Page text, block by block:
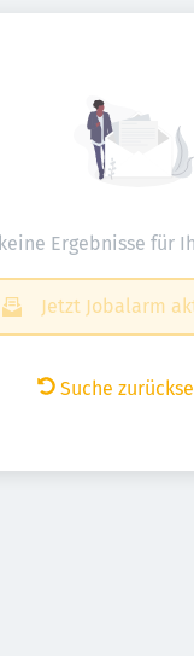
Ergebnisse für
Jetzt Jobalarm
Suche